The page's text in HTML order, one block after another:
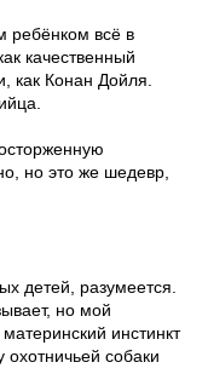
ребёнком всё в
качественный
как Конан Дойля.
но это же шедевр,
детей, разумеется.
но мой
инстинкт
охотничьей собаки